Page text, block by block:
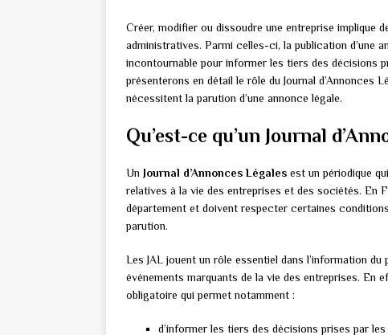
Créer, modifier ou dissoudre une entreprise implique
administratives. Parmi celles-ci, la publication d’une
incontournable pour informer les tiers des décisions
présenterons en détail le rôle du Journal d’Annonces
nécessitent la parution d’une annonce légale.
Qu’est-ce qu’un Journal
Un Journal d’Annonces Légales est un périodique
relatives à la vie des entreprises et des sociétés. En
département et doivent respecter certaines
parution.
Les JAL jouent un rôle essentiel dans l’information
événements marquants de la vie des entreprises. En
obligatoire qui permet notamment :
d’informer les tiers des décisions prises par